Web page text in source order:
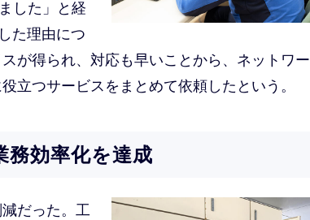
した」と経
た理由につ
が得られ、対応も早いことから、ネットワー
立つサービスをまとめて依頼したという。
務効率化を達成
だった。工